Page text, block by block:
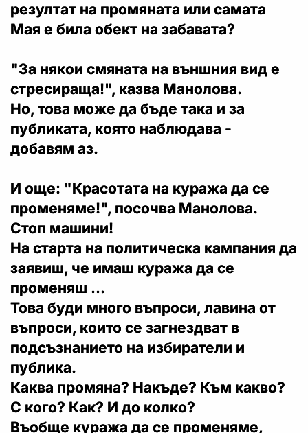
резултат на промяната или самата
Мая е била обект на забавата?
"За някои смяната на външния вид е
стресираща!", казва Манолова.
Но, това може да бъде така и за
публиката, която наблюдава -
добавям аз.
И още: "Красотата на куража да се
променяме!", посочва Манолова.
Стоп машини!
На старта на политическа кампания да
заявиш, че имаш куража да се
променяш ...
Това буди много въпроси, лавина от
въпроси, които се загнездват в
подсъзнанието на избиратели и
публика.
Каква промяна? Накъде? Към какво?
С кого? Как? И до колко?
Въобще куража да се променяме,